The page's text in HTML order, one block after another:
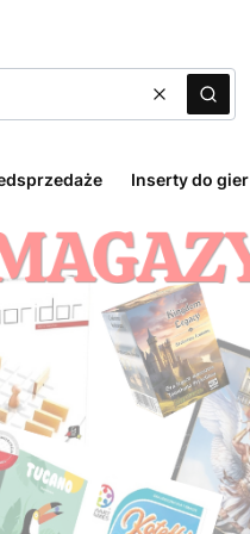
WyczyśćSzukaj
Inserty do gier